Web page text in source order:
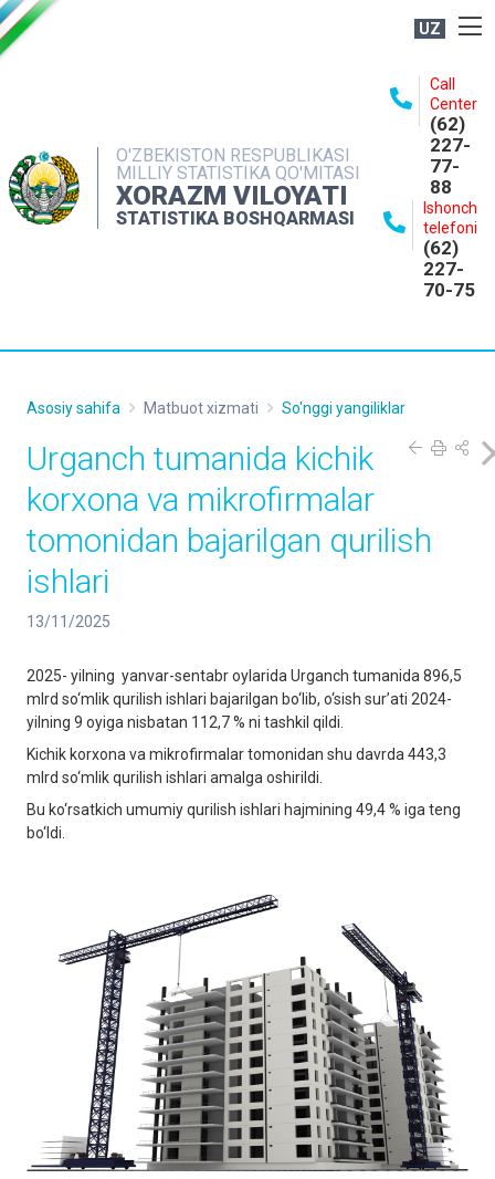
UZ
O'ZBEKISTON RESPUBLIKASI
MILLIY STATISTIKA QO'MITASI
XORAZM VILOYATI
STATISTIKA BOSHQARMASI
Call
Center
(62)
227-
77-
88
Ishonch
telefoni
(62)
227-
70-75
NASHRLAR
INTERAKTIV XIZMATLAR
MATBUOT XIZMATI
Asosiy sahifa Matbuot xizmati So'nggi yangiliklar
Urganch tumanida kichik
korxona va mikrofirmalar
tomonidan bajarilgan qurilish
ishlari
13/11/2025
2025- yilning yanvar-sentabr oylarida Urganch tumanida 896,5
mlrd so‘mlik qurilish ishlari bajarilgan bo‘lib, o‘sish sur’ati 2024-
yilning 9 oyiga nisbatan 112,7 % ni tashkil qildi.
Kichik korxona va mikrofirmalar tomonidan shu davrda 443,3
mlrd so‘mlik qurilish ishlari amalga oshirildi.
Bu ko‘rsatkich umumiy qurilish ishlari hajmining 49,4 % iga teng
bo‘ldi.